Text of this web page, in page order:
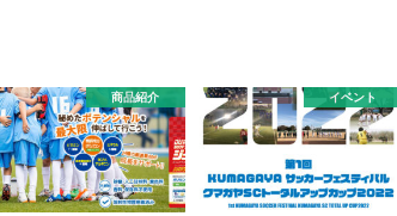
商品紹介 イベント